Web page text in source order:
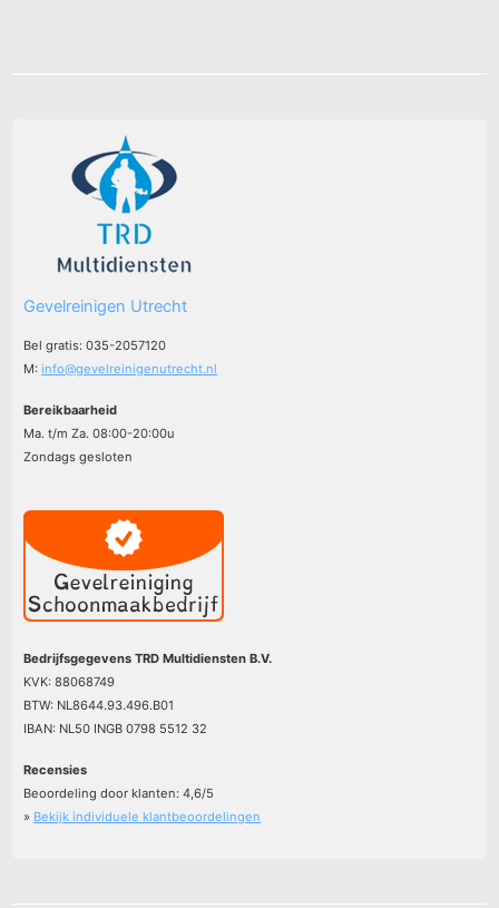
Gevelreinigen Utrecht
Bel gratis: 035-2057120
M:info@gevelreinigenutrecht.nl
Bereikbaarheid
Ma. t/m Za. 08:00-20:00u
Zondags gesloten
Bedrijfsgegevens TRD Multidiensten B.V.
KVK: 88068749
BTW: NL8644.93.496.B01
IBAN: NL50 INGB 0798 5512 32
Recensies
Beoordeling door klanten:4,6/5
» Bekijk individuele klantbeoordelingen